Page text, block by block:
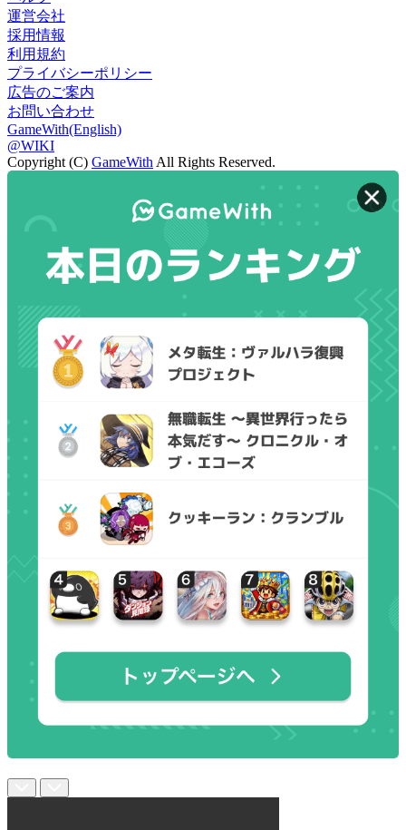
運営会社
採用情報
利用規約
プライバシーポリシー
広告のご案内
お問い合わせ
GameWith(English)
@WIKI
Copyright (C) GameWith All Rights Reserved.